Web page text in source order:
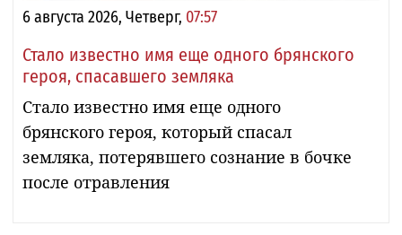
6 августа 2026, Четверг, 07:57
Стало известно имя еще одного брянского
героя, спасавшего земляка
Стало известно имя еще одного
брянского героя, который спасал
земляка, потерявшего сознание в бочке
после отравления